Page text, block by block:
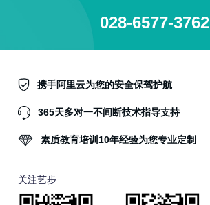
028-6577-3762
携手阿里云为您的安全保驾护航
365天多对一不间断技术指导支持
素质教育培训10年经验为您专业定制
关注艺步